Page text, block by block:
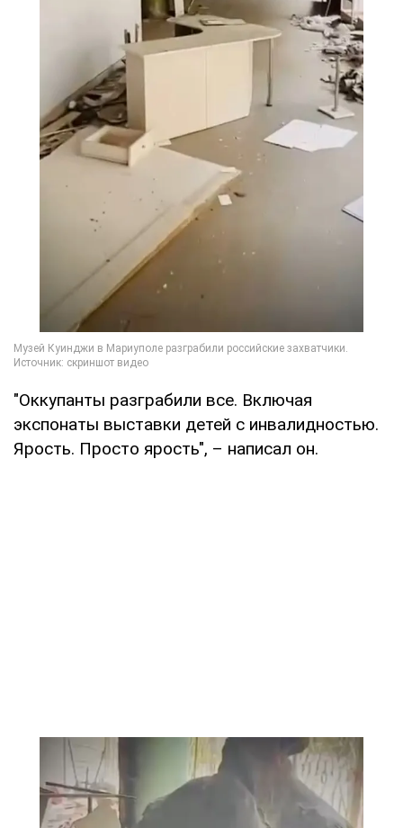
"Оккупанты разграбили все. Включая
экспонаты выставки детей с инвалидностью.
Ярость. Просто ярость", – написал он.